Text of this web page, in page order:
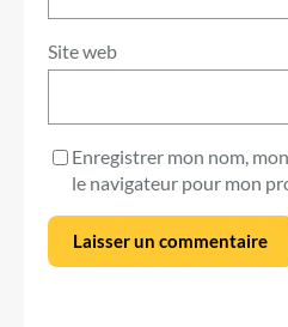
Site web
Enregistrer mon nom,
le navigateur pour mon